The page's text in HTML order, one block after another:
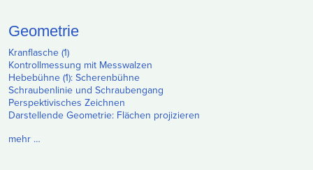
Geometrie
Kranflasche (1)
Kontrollmessung mit Messwalzen
Hebebühne (1): Scherenbühne
Schraubenlinie und Schraubengang
Perspektivisches Zeichnen
Darstellende Geometrie: Flächen projizieren
mehr …